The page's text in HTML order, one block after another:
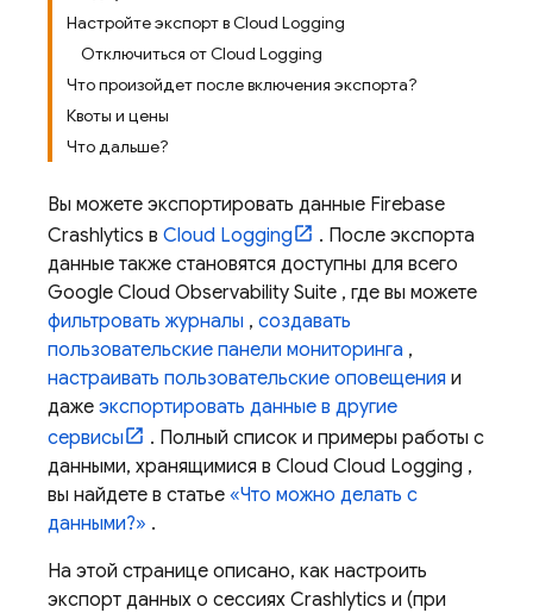
Настройте экспорт в Cloud Logging
Отключиться от Cloud Logging
Что произойдет после включения экспорта?
Квоты и цены
Что дальше?
Вы можете экспортировать данные Firebase
Crashlytics в Cloud Logging
. После экспорта
данные также становятся доступны для всего
Google Cloud Observability Suite , где вы можете
фильтровать журналы , создавать
пользовательские панели мониторинга ,
настраивать пользовательские оповещения и
даже экспортировать данные в другие
сервисы
. Полный список и примеры работы с
данными, хранящимися в Cloud Cloud Logging ,
вы найдете в статье «Что можно делать с
данными?» .
На этой странице описано, как настроить
экспорт данных о сессиях Crashlytics и (при